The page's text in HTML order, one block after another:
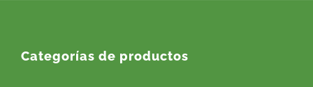
Categorías de productos